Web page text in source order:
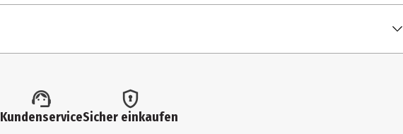
KundenserviceSicher einkaufen